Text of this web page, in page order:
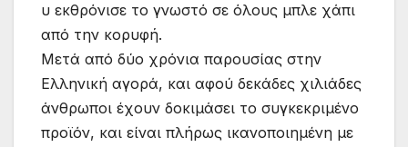
υ εκθρόνισε το γνωστό σε όλους μπλε χάπι
από την κορυφή.
Μετά από δύο χρόνια παρουσίας στην
Ελληνική αγορά, και αφού δεκάδες χιλιάδες
άνθρωποι έχουν δοκιμάσει το συγκεκριμένο
προϊόν, και είναι πλήρως ικανοποιημένη με